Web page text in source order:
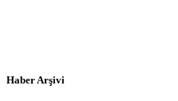
Haber Arşivi